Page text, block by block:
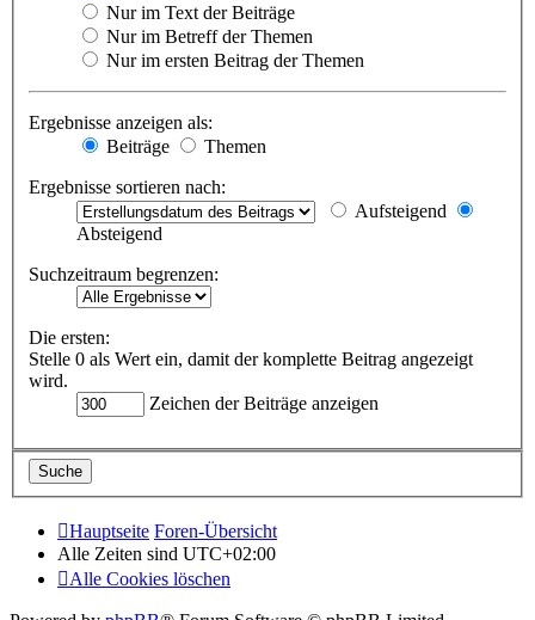
Nur im Text der Beiträge
Nur im Betreff der Themen
Nur im ersten Beitrag der Themen
Ergebnisse anzeigen als:
Beiträge
Themen
Ergebnisse sortieren nach:
Aufsteigend
Absteigend
Suchzeitraum begrenzen:
Die ersten:
Stelle 0 als Wert ein, damit der komplette Beitrag angezeigt
wird.
Zeichen der Beiträge anzeigen
Hauptseite Foren-Übersicht
Alle Zeiten sind UTC+02:00
Alle Cookies löschen